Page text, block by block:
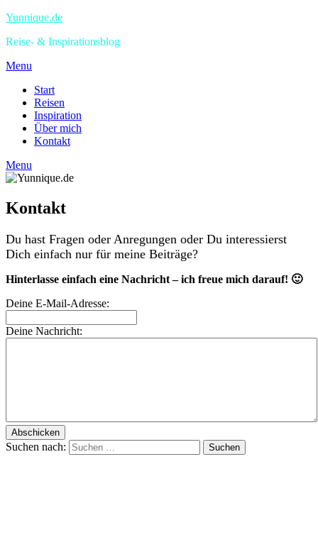
Yunnique.de
Reise- & Inspirationsblog
Menu
Start
Reisen
Inspiration
Über mich
Kontakt
Menu
Kontakt
Du hast Fragen oder Anregungen oder Du interessierst
Dich einfach nur für meine Beiträge?
Hinterlasse einfach eine Nachricht – ich freue mich darauf! 🙂
Deine E-Mail-Adresse:
Deine Nachricht:
Suchen nach: